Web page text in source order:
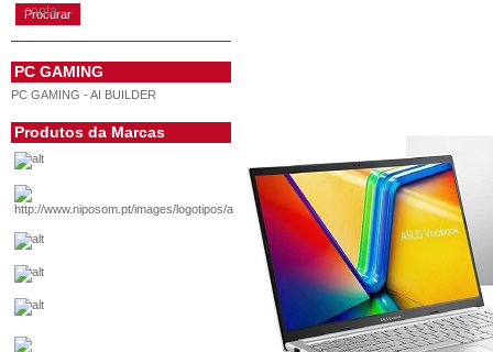
conta
PC GAMING
PC GAMING - AI BUILDER
Produtos da Marcas